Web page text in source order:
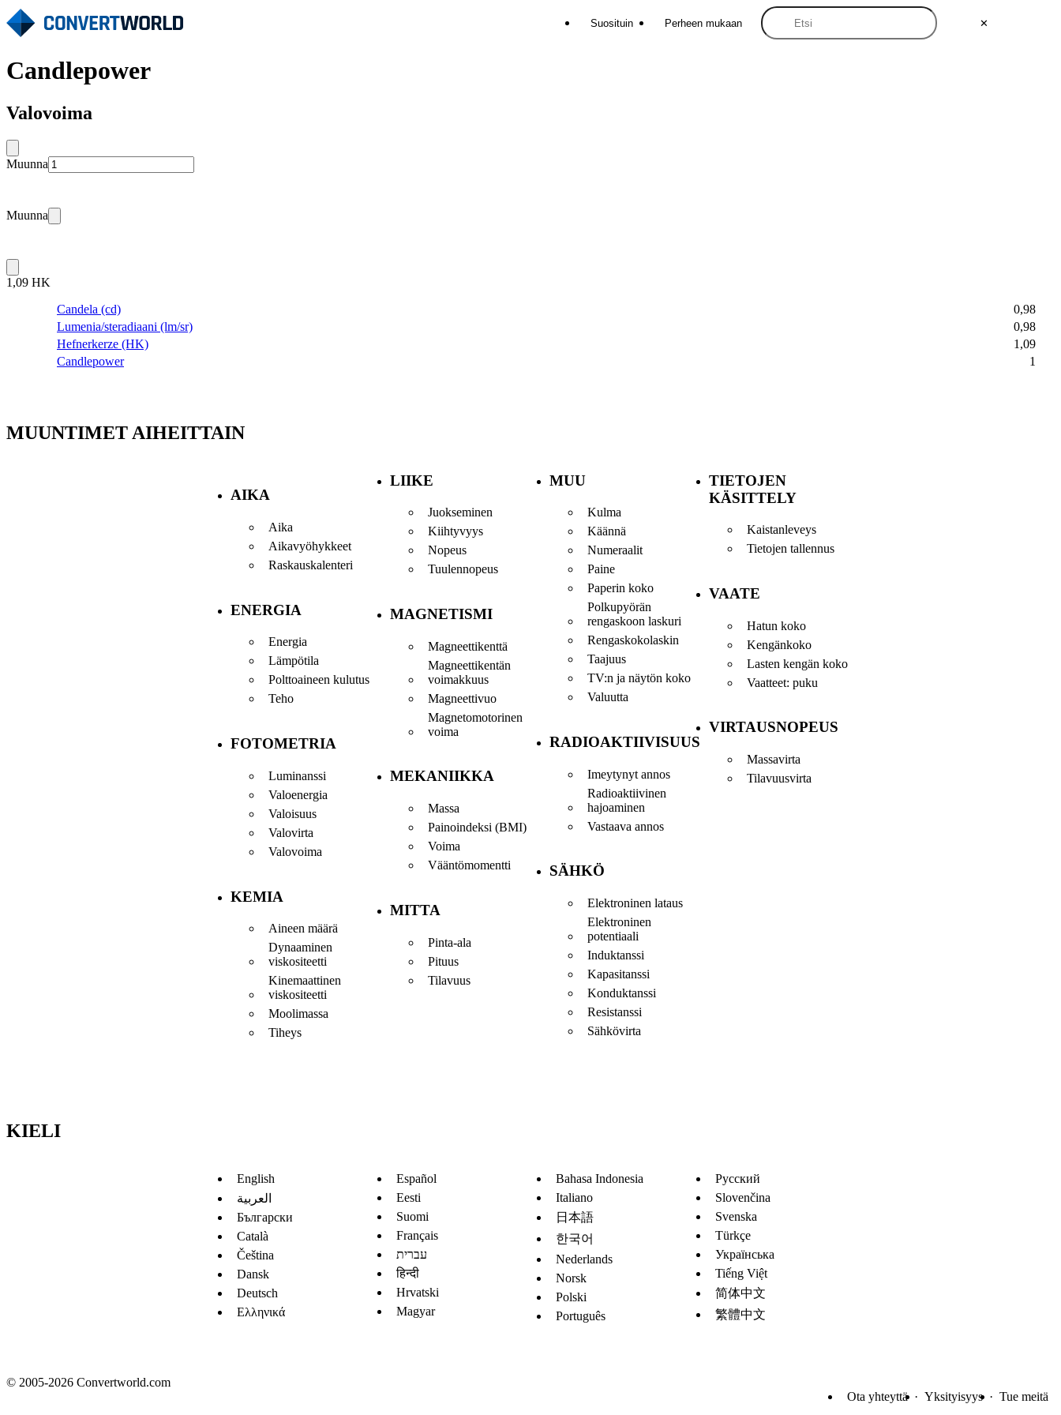
✕
Suosituin Perheen mukaan
Candlepower
Valovoima
Muunna
Muunna
1,09 HK
Candela (cd)
0,98
Lumenia/steradiaani (lm/sr)
0,98
Hefnerkerze (HK)
1,09
Candlepower
1
MUUNTIMET AIHEITTAIN
AIKA
Aika
Aikavyöhykkeet
Raskauskalenteri
ENERGIA
Energia
Lämpötila
Polttoaineen kulutus
Teho
FOTOMETRIA
Luminanssi
Valoenergia
Valoisuus
Valovirta
Valovoima
KEMIA
Aineen määrä
Dynaaminen
viskositeetti
Kinemaattinen
viskositeetti
Moolimassa
Tiheys
LIIKE
Juokseminen
Kiihtyvyys
Nopeus
Tuulennopeus
MAGNETISMI
Magneettikenttä
Magneettikentän
voimakkuus
Magneettivuo
Magnetomotorinen
voima
MEKANIIKKA
Massa
Painoindeksi (BMI)
Voima
Vääntömomentti
MITTA
Pinta-ala
Pituus
Tilavuus
MUU
Kulma
Käännä
Numeraalit
Paine
Paperin koko
Polkupyörän
rengaskoon laskuri
Rengaskokolaskin
Taajuus
TV:n ja näytön koko
Valuutta
RADIOAKTIIVISUUS
Imeytynyt annos
Radioaktiivinen
hajoaminen
Vastaava annos
SÄHKÖ
Elektroninen lataus
Elektroninen
potentiaali
Induktanssi
Kapasitanssi
Konduktanssi
Resistanssi
Sähkövirta
TIETOJEN
KÄSITTELY
Kaistanleveys
Tietojen tallennus
VAATE
Hatun koko
Kengänkoko
Lasten kengän koko
Vaatteet: puku
VIRTAUSNOPEUS
Massavirta
Tilavuusvirta
KIELI
English
العربية
Български
Català
Čeština
Dansk
Deutsch
Ελληνικά
Español
Eesti
Suomi
Français
עברית
हिन्दी
Hrvatski
Magyar
Bahasa Indonesia
Italiano
日本語
한국어
Nederlands
Norsk
Polski
Português
Русский
Slovenčina
Svenska
Türkçe
Украïнська
Tiếng Việt
简体中文
繁體中文
© 2005-2026 Convertworld.com
Ota yhteyttä
Yksityisyys Tue meitä